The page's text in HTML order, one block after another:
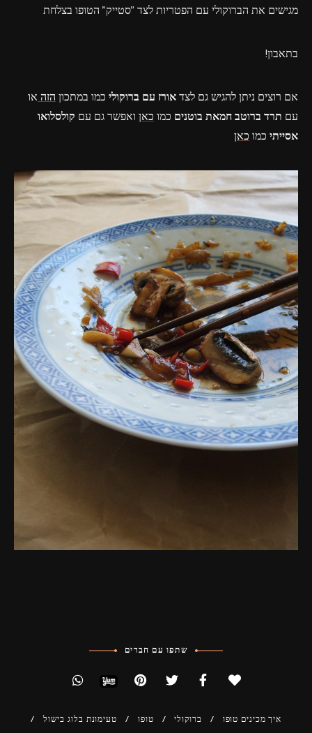
מגישים את הברוקולי עם הפטריות לצד "סטייק" הטופו בצלחת
בתאבון!
אם רוצים ניתן להגיש גם לצדאורז עם ברוקוליכמו במתכוןהזהאו
עם תרד ברוטב חמאת בוטנים כמוכאןואפשר גם עם קולסלואו
אסייתיכמוכאן
שתפו עם חברים
איך מכינים טופו ברוקולי טופו
טעימונת בלוג בישול